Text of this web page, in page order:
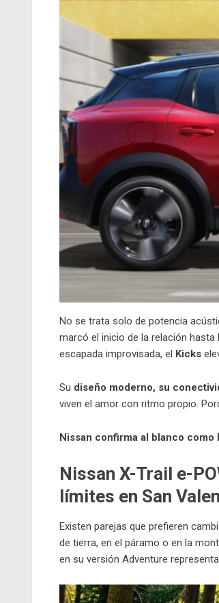
No se trata solo de potencia
marcó el inicio de la relación
escapada improvisada, el Kicks
Su diseño moderno, su
viven el amor con ritmo propio.
Nissan confirma al blanco
Nissan X-Trail e-
límites en San
Existen parejas que prefieren
de tierra, en el páramo o en la
en su versión Adventure